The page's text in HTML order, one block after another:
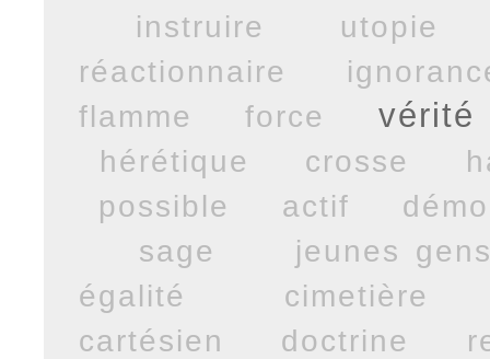
instruire
utopie
réactionnaire
flamme
force vérité
hérétique crosse
possible
actif
sage
jeunes
égalité
cimetière
cartésien
doctrine